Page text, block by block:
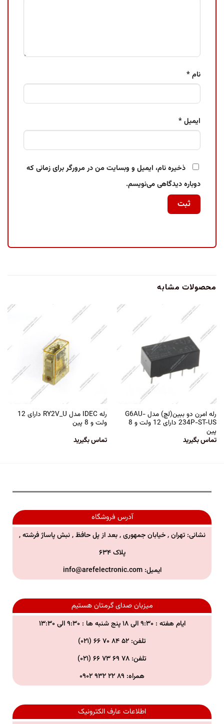
نام*
ایمیل*
ذخیره نام، ایمیل و وبسایت من در مرورگر برای زمانی که
دوباره دیدگاهی می‌نویسم.
محصولات مشابه
رله امرن دو ببین(لچ) مدل G6AU-
234P-ST-US دارای 12 ولت و 8
پین
تماس بگیرید
رله IDEC مدل RY2V_U دارای 12
ولت و 8 پین
تماس بگیرید
آدرس فروشگاه
نشانی: تهران , خیابان جمهوری , بعد از پل حافظ , نبش پاساژ فرشته ,
پلاک ۶۳۴
ایمیل:info@arefelectronic.com
میزبان صدای گرمتان هستیم
ایام هفته : ۹:۳۰ الی ۱۸ پنج شنبه ها : ۹:۳۰ الی ۱۳:۳۰
تلفن: ۵۲ ۸۴ ۷۰ ۶۶ (۰۲۱)
تلفن: ۷۸ ۶۹ ۷۳ ۶۶ (۰۲۱)
همراه:
اطلاعات عارف الکترونیک